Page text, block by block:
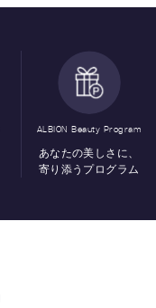
ALBION Beauty Program
あなたの美しさに、
寄り添うプログラム